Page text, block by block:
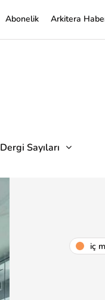
Abonelik Arkitera
Dergi Sayıları
i̇ç